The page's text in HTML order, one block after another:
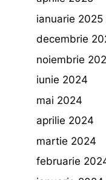
ianuarie 2025
decembrie
noiembrie
iunie 2024
mai 2024
aprilie 2024
martie 2024
februarie